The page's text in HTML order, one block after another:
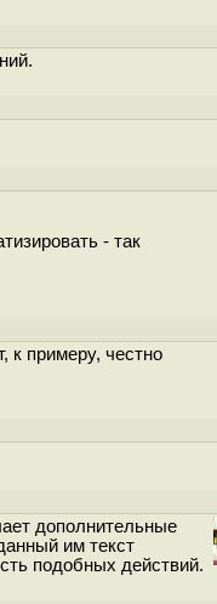
- так
к примеру, честно
дополнительные
им текст
подобных действий.